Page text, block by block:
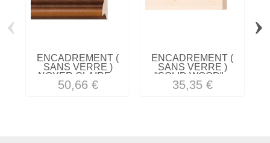
ENCADREMENT (
SANS VERRE )
NOYER CLAIRE...
50,66 €
ENCADREMENT (
SANS VERRE )
"SOLID WOOD"...
35,35 €
‹ ›